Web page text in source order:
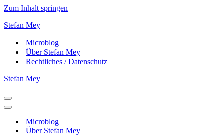
Zum Inhalt springen
Stefan Mey
Microblog
Über Stefan Mey
Rechtliches / Datenschutz
Stefan Mey
Navigationsmenü
Navigationsmenü
Microblog
Über Stefan Mey